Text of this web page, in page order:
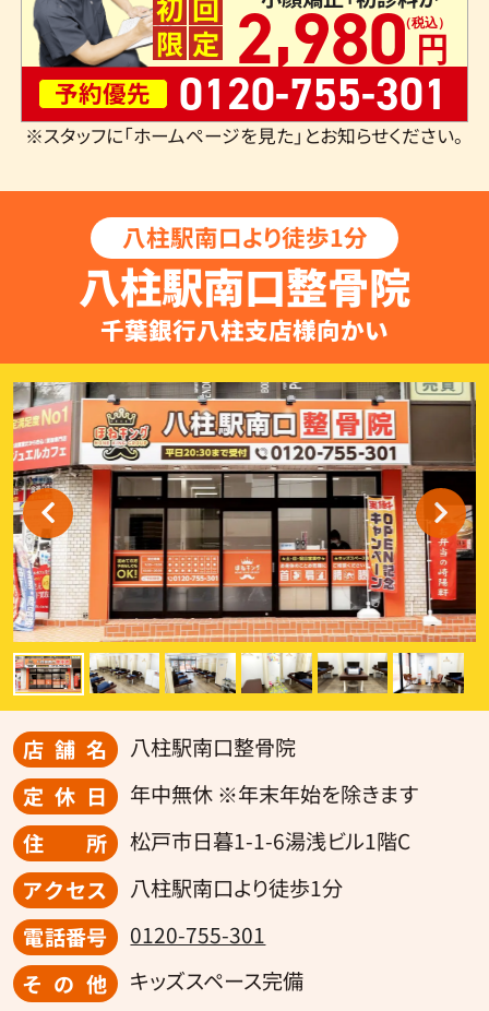
限 定 2,980
予約優先 0120-755-301
※スタッフに「ホームページを見た」とお知らせください。
八柱駅南口より徒歩1分
八柱駅南口整骨院
千葉銀行八柱支店様向かい
店舗名
八柱駅南口整骨院
定休日
年中無休 ※年末年始を除きます
住所
松戸市日暮1-1-6湯浅ビル1階C
アクセス
八柱駅南口より徒歩1分
電話番号
0120-755-301
その他
キッズスペース完備